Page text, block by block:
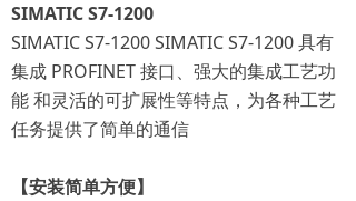
SIMATIC S7-1200
SIMATIC S7-1200 SIMATIC S7-1200 具有
集成 PROFINET 接口、强大的集成工艺功
能 和灵活的可扩展性等特点，为各种工艺
任务提供了简单的通信
【安装简单方便】